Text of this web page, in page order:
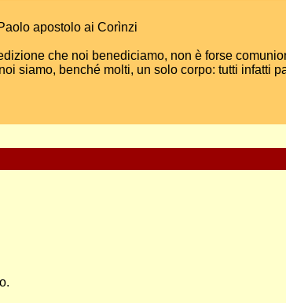
apostolo ai Corìnzi
che noi benediciamo, non è forse
siamo, benché molti, un solo corpo: tutti infatti